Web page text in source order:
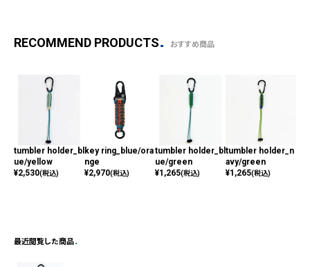
RECOMMEND PRODUCTS おすすめ商品
tumbler holder_bl
ue/yellow
¥2,530(税込)
key ring_blue/ora
nge
¥2,970(税込)
tumbler holder_bl
ue/green
¥1,265(税込)
tumbler holder_n
avy/green
¥1,265(税込)
最近閲覧した商品